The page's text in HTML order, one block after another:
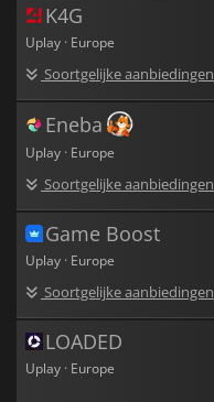
K4G
Uplay · Europe
Soortgelijke aanbiedingen
Eneba
Uplay · Europe
Soortgelijke aanbiedingen
Game Boost
Uplay · Europe
Soortgelijke aanbiedingen
LOADED
Uplay · Europe